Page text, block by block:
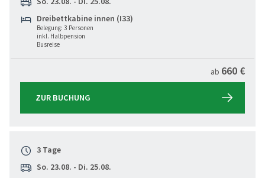
Dreibettkabine innen (I33)
Belegung: 3 Personen
inkl. Halbpension
Busreise
ab 660 €
ZUR BUCHUNG
3 Tage
So. 23.08. - Di. 25.08.